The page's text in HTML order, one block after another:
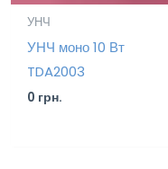
УНЧ
УНЧ моно 10 Вт
TDA2003
0 грн.